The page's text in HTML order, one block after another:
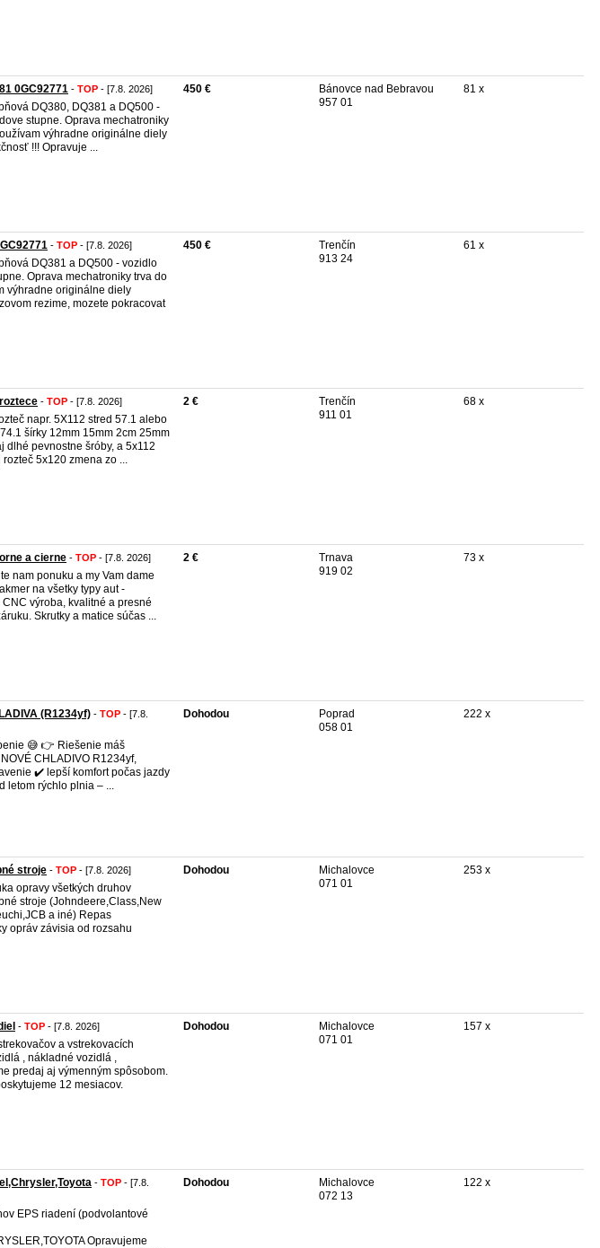
0GC92771 - TOP - [7.8. 2026]
DQ380, DQ381 a DQ500 -
stupne. Oprava mechatroniky
výhradne originálne diely
!!! Opravuje ...
450 €
Bánovce nad Bebravou
957 01
81 x
- TOP - [7.8. 2026]
DQ381 a DQ500 - vozidlo
Oprava mechatroniky trva do
výhradne originálne diely
rezime, mozete pokracovat
450 €
Trenčín
913 24
61 x
- TOP - [7.8. 2026]
napr. 5X112 stred 57.1 alebo
šírky 12mm 15mm 2cm 25mm
dlhé pevnostne šróby, a 5x112
5x120 zmena zo ...
2 €
Trenčín
911 01
68 x
a cierne - TOP - [7.8. 2026]
nam ponuku a my Vam dame
na všetky typy aut -
výroba, kvalitné a presné
Skrutky a matice súčas ...
2 €
Trnava
919 02
73 x
(R1234yf) - TOP - [7.8.
😅 👉 Riešenie máš
CHLADIVO R1234yf,
✔️ lepší komfort počas jazdy
letom rýchlo plnia – ...
Dohodou
Poprad
058 01
222 x
stroje - TOP - [7.8. 2026]
opravy všetkých druhov
stroje (Johndeere,Class,New
a iné) Repas
opráv závisia od rozsahu
Dohodou
Michalovce
071 01
253 x
- TOP - [7.8. 2026]
a vstrekovacích
, nákladné vozidlá ,
predaj aj výmenným spôsobom.
12 mesiacov.
Dohodou
Michalovce
071 01
157 x
- TOP - [7.8.
EPS riadení (podvolantové
Opravujeme
Dohodou
Michalovce
072 13
122 x